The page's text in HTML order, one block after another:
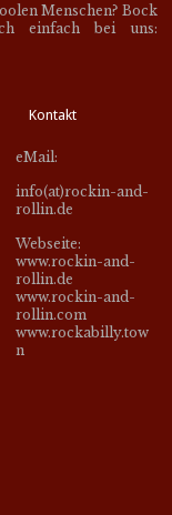
Menschen? Bock
einfach bei uns:
Kontakt
eMail:
info(at)rockin-and-
rollin.de
Webseite:
www.rockin-and-
rollin.de
www.rockin-and-
rollin.com
www.rockabilly.tow
n